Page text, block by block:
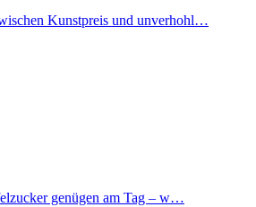
Kunstpreis und unverhohl…
genügen am Tag – w…